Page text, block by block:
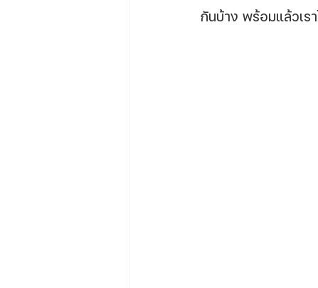
กันบ้าง พร้อมแล้วเร